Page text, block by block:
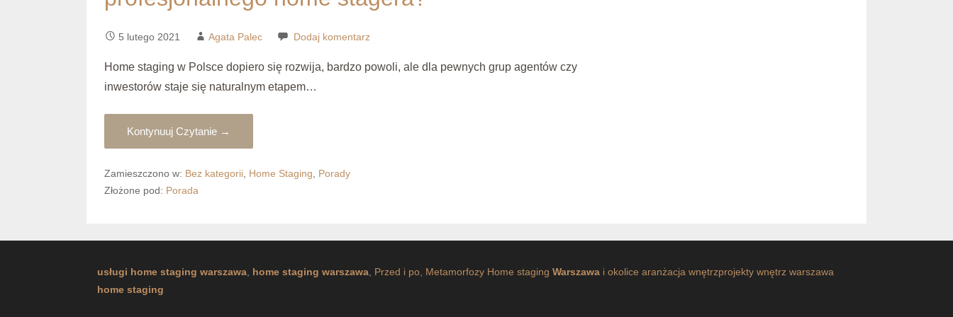
5 lutego 2021 Agata Palec Dodaj komentarz
Home staging w Polsce dopiero się rozwija, bardzo powoli, ale dla pewnych grup agentów czy
inwestorów staje się naturalnym etapem…
Kontynuuj Czytanie →
Zamieszczono w: Bez kategorii, Home Staging, Porady
Złożone pod: Porada
usługi home staging warszawa home staging warszawa Przed i po Metamorfozy Home stagingWarszawa i okolice aranżacja wnętrzprojekty wnętrz warszawa
home staging